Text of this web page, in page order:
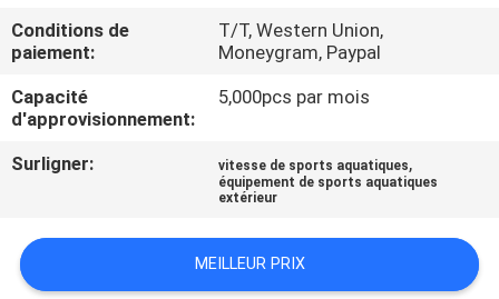
NEWS
SITE
Conditions de
paiement:
T/T, Western Union,
Moneygram, Paypal
Capacité
d'approvisionnement:
5,000pcs par mois
Surligner: vitesse de sports aquatiques,
équipement de sports aquatiques
extérieur
MEILLEUR PRIX